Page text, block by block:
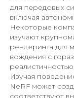
для передовых
включая
Некоторые
изучают
рендеринга для
вождения с
Изучая
NeRF может
соответствуют